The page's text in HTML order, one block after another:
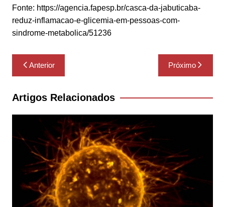
Fonte: https://agencia.fapesp.br/casca-da-jabuticaba-
reduz-inflamacao-e-glicemia-em-pessoas-com-
sindrome-metabolica/51236
Navegação
de
Post
Anterior Próximo
Artigos Relacionados